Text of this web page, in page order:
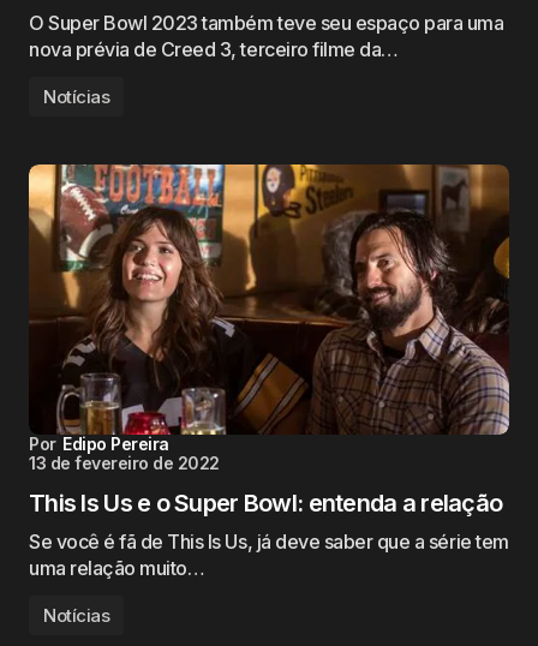
O Super Bowl 2023 também teve seu espaço para uma
nova prévia de Creed 3, terceiro filme da…
Notícias
Por Edipo Pereira
13 de fevereiro de 2022
This Is Us e o Super Bowl: entenda a relação
Se você é fã de This Is Us, já deve saber que a série tem
uma relação muito…
Notícias